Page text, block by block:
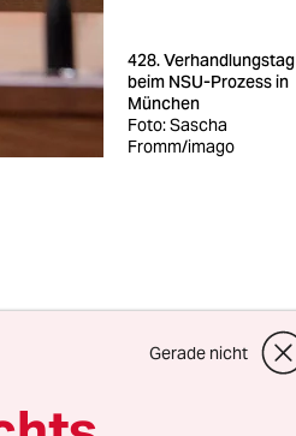
428. Verhandlungstag
beim NSU-Prozess in
München
Foto: Sascha
Fromm/imago
kann
vor
Gerade nicht